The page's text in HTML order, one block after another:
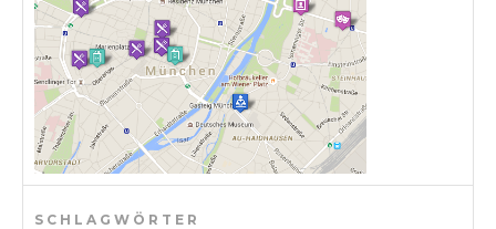
SCHLAGWÖRTER